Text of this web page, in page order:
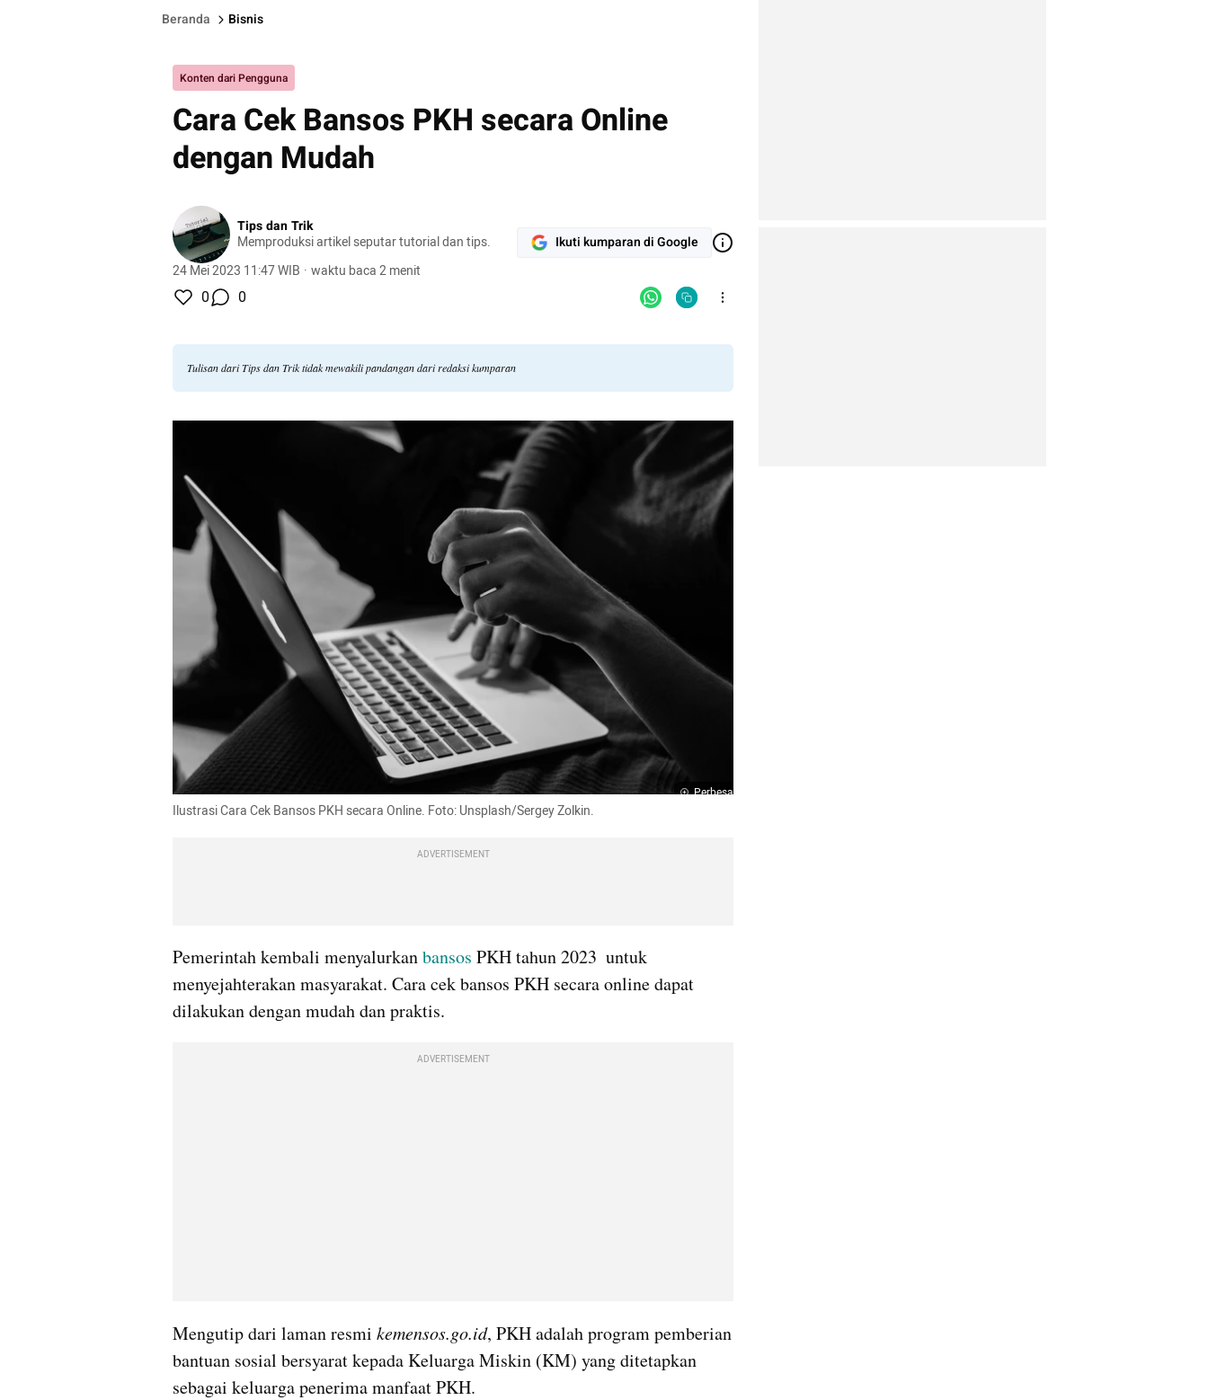
Beranda Bisnis
Konten dari Pengguna
Cara Cek Bansos PKH secara Online
dengan Mudah
Tips dan Trik
Memproduksi artikel seputar tutorial dan tips.
24 Mei 2023 11:47 WIB · waktu baca 2 menit
Ikuti kumparan di Google
0 0
Tulisan dari Tips dan Trik tidak mewakili pandangan dari redaksi kumparan
Perbesar
Ilustrasi Cara Cek Bansos PKH secara Online. Foto: Unsplash/Sergey Zolkin.
ADVERTISEMENT
Pemerintah kembali menyalurkan bansos PKH tahun 2023  untuk
menyejahterakan masyarakat. Cara cek bansos PKH secara online dapat
dilakukan dengan mudah dan praktis.
ADVERTISEMENT
Mengutip dari laman resmi kemensos.go.id, PKH adalah program pemberian
bantuan sosial bersyarat kepada Keluarga Miskin (KM) yang ditetapkan
sebagai keluarga penerima manfaat PKH.